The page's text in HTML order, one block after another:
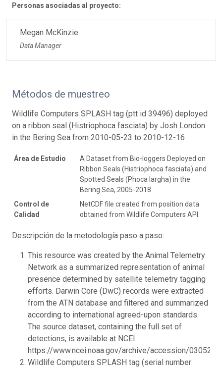
Personas asociadas al proyecto:
Megan McKinzie
Data Manager
Métodos de muestreo
Wildlife Computers SPLASH tag (ptt id 39496) deployed
on a ribbon seal (Histriophoca fasciata) by Josh London
in the Bering Sea from 2010-05-23 to 2010-12-16
Área de Estudio
A Dataset from Bio-loggers Deployed on
Ribbon Seals (Histriophoca fasciata) and
Spotted Seals (Phoca largha) in the
Bering Sea, 2005-2018
Control de
Calidad
NetCDF file created from position data
obtained from Wildlife Computers API.
Descripción de la metodología paso a paso:
This resource was created by the Animal Telemetry
Network as a summarized representation of animal
presence determined by satellite telemetry tagging
efforts. Darwin Core (DwC) records were extracted
from the ATN database and filtered and summarized
according to international agreed-upon standards.
The source dataset, containing the full set of
detections, is available at NCEI:
https://www.ncei.noaa.gov/archive/accession/0305228.
Wildlife Computers SPLASH tag (serial number: